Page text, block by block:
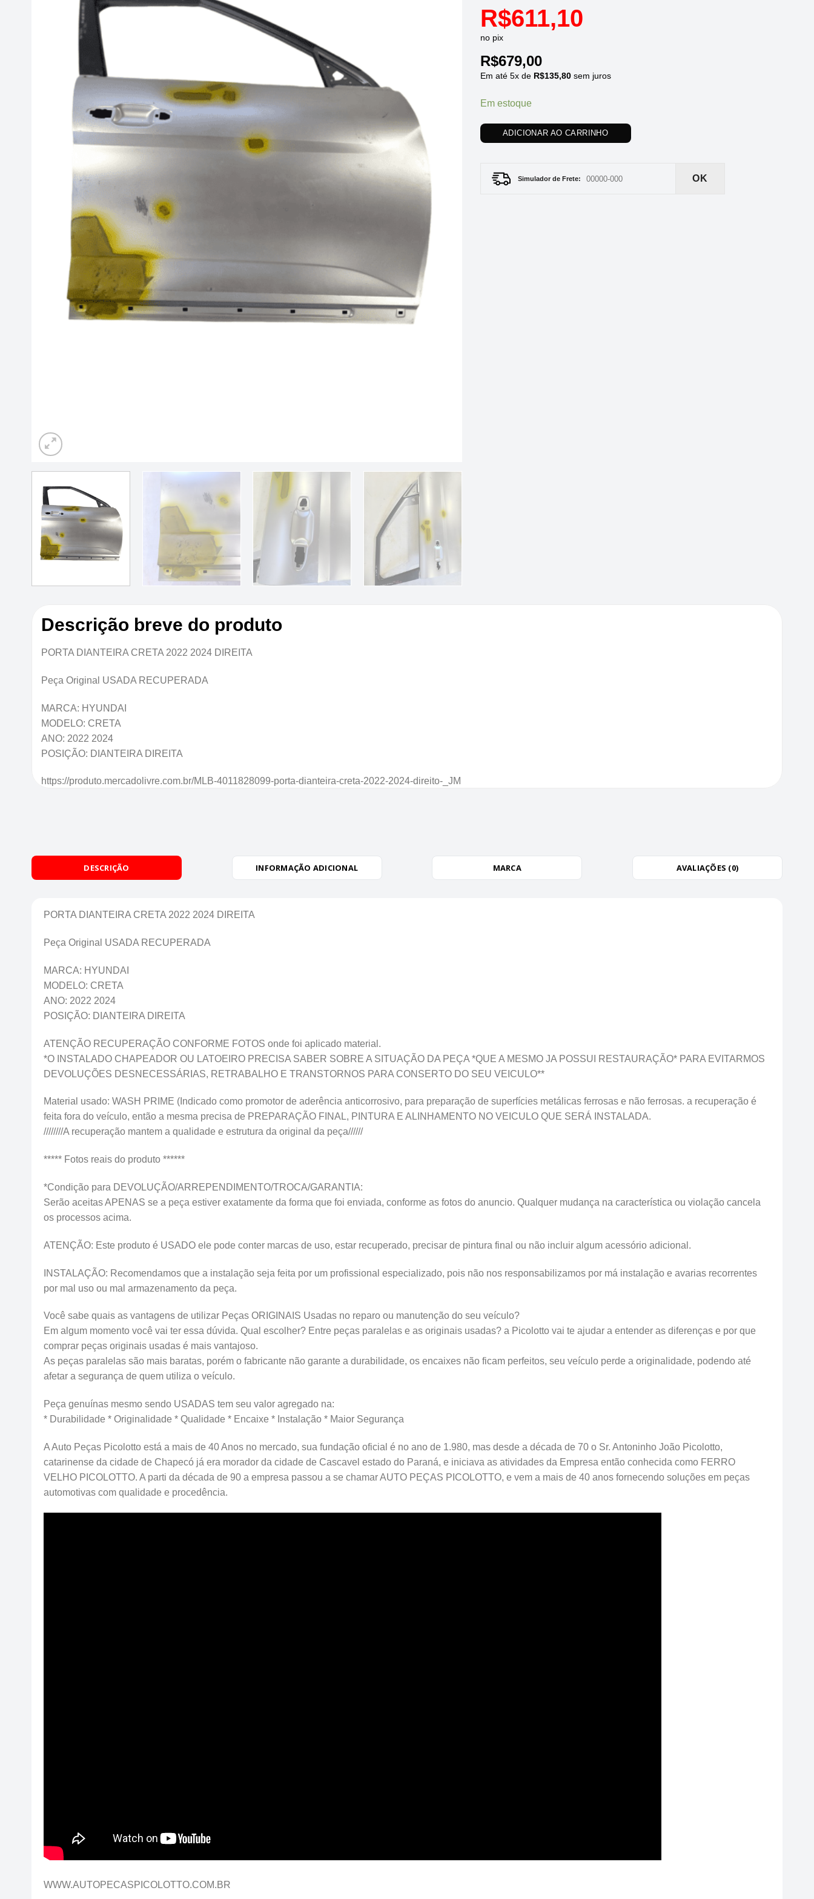
R$611,10
no pix
R$679,00
Em até 5x de R$135,80sem juros
Em estoque
ADICIONAR AO CARRINHO
Simulador de Frete: OK
Descrição breve do produto
PORTA DIANTEIRA CRETA 2022 2024 DIREITA
Peça Original USADA RECUPERADA
MARCA: HYUNDAI
MODELO: CRETA
ANO: 2022 2024
POSIÇÃO: DIANTEIRA DIREITA
https://produto.mercadolivre.com.br/MLB-4011828099-porta-dianteira-creta-2022-2024-direito-_JM
DESCRIÇÃO INFORMAÇÃO ADICIONAL MARCA AVALIAÇÕES (0)
PORTA DIANTEIRA CRETA 2022 2024 DIREITA
Peça Original USADA RECUPERADA
MARCA: HYUNDAI
MODELO: CRETA
ANO: 2022 2024
POSIÇÃO: DIANTEIRA DIREITA
ATENÇÃO RECUPERAÇÃO CONFORME FOTOS onde foi aplicado material.
*O INSTALADO CHAPEADOR OU LATOEIRO PRECISA SABER SOBRE A SITUAÇÃO DA PEÇA *QUE A MESMO JA POSSUI RESTAURAÇÃO* PARA EVITARMOS
DEVOLUÇÕES DESNECESSÁRIAS, RETRABALHO E TRANSTORNOS PARA CONSERTO DO SEU VEICULO**
Material usado: WASH PRIME (Indicado como promotor de aderência anticorrosivo, para preparação de superfícies metálicas ferrosas e não ferrosas. a recuperação é
feita fora do veículo, então a mesma precisa de PREPARAÇÃO FINAL, PINTURA E ALINHAMENTO NO VEICULO QUE SERÁ INSTALADA.
////////A recuperação mantem a qualidade e estrutura da original da peça//////
***** Fotos reais do produto ******
*Condição para DEVOLUÇÃO/ARREPENDIMENTO/TROCA/GARANTIA:
Serão aceitas APENAS se a peça estiver exatamente da forma que foi enviada, conforme as fotos do anuncio. Qualquer mudança na característica ou violação cancela
os processos acima.
ATENÇÃO: Este produto é USADO ele pode conter marcas de uso, estar recuperado, precisar de pintura final ou não incluir algum acessório adicional.
INSTALAÇÃO: Recomendamos que a instalação seja feita por um profissional especializado, pois não nos responsabilizamos por má instalação e avarias recorrentes
por mal uso ou mal armazenamento da peça.
Você sabe quais as vantagens de utilizar Peças ORIGINAIS Usadas no reparo ou manutenção do seu veículo?
Em algum momento você vai ter essa dúvida. Qual escolher? Entre peças paralelas e as originais usadas? a Picolotto vai te ajudar a entender as diferenças e por que
comprar peças originais usadas é mais vantajoso.
As peças paralelas são mais baratas, porém o fabricante não garante a durabilidade, os encaixes não ficam perfeitos, seu veículo perde a originalidade, podendo até
afetar a segurança de quem utiliza o veículo.
Peça genuínas mesmo sendo USADAS tem seu valor agregado na:
* Durabilidade * Originalidade * Qualidade * Encaixe * Instalação * Maior Segurança
A Auto Peças Picolotto está a mais de 40 Anos no mercado, sua fundação oficial é no ano de 1.980, mas desde a década de 70 o Sr. Antoninho João Picolotto,
catarinense da cidade de Chapecó já era morador da cidade de Cascavel estado do Paraná, e iniciava as atividades da Empresa então conhecida como FERRO
VELHO PICOLOTTO. A parti da década de 90 a empresa passou a se chamar AUTO PEÇAS PICOLOTTO, e vem a mais de 40 anos fornecendo soluções em peças
automotivas com qualidade e procedência.
WWW.AUTOPECASPICOLOTTO.COM.BR